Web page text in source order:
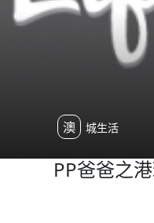
澳城生活
PP爸爸之